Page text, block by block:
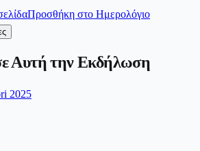
Προσθήκη στο Ημερολόγιο
Αυτή την Εκδήλωση
2025